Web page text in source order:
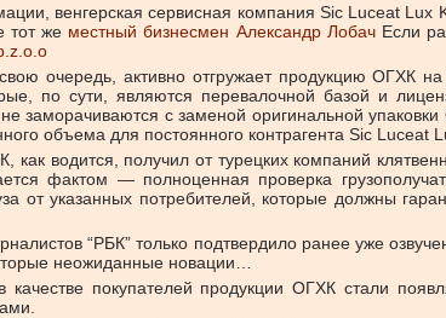
венгерская сервисная компания Sic Luceat Lux
тот же местный бизнесмен Александр ЛобачЕсли
очередь, активно отгружает продукцию ОГХК
по сути, являются перевалочной базой и
заморачиваются с заменой оригинальной
объема для постоянного контрагента Sic
водится, получил от турецких компаний
фактом — полноценная проверка
от указанных потребителей, которые должны
“РБК” только подтвердило ранее уже
неожиданные новации…
покупателей продукции ОГХК стали